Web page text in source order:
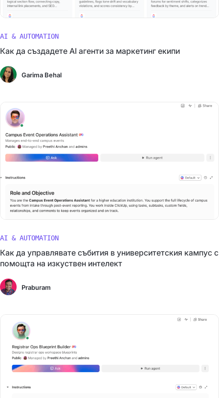
AI & AUTOMATION
Как да създадете AI агенти за маркетинг екипи
Garima Behal
AI & AUTOMATION
Как да управлявате събития в университетския кампус с
помощта на изкуствен интелект
Praburam